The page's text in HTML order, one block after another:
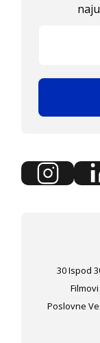
30 Ispod
Filmovi
Poslovne